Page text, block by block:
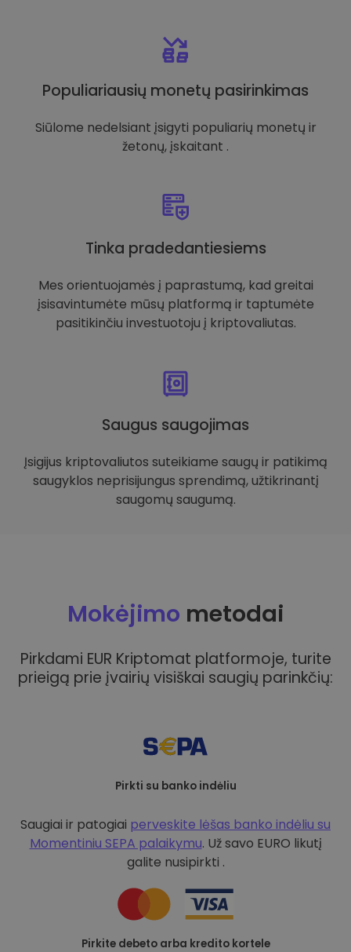
Populiariausių monetų pasirinkimas
Siūlome nedelsiant įsigyti populiarių monetų ir
žetonų, įskaitant .
Tinka pradedantiesiems
Mes orientuojamės į paprastumą, kad greitai
įsisavintumėte mūsų platformą ir taptumėte
pasitikinčiu investuotoju į kriptovaliutas.
Saugus saugojimas
Įsigijus kriptovaliutos suteikiame saugų ir patikimą
saugyklos neprisijungus sprendimą, užtikrinantį
saugomų saugumą.
Mokėjimo metodai
Pirkdami EUR Kriptomat platformoje, turite
prieigą prie įvairių visiškai saugių parinkčių:
Pirkti su banko indėliu
Saugiai ir patogiai perveskite lėšas banko indėliu su
Momentiniu SEPA palaikymu. Už savo EURO likutį
galite nusipirkti .
Pirkite debeto arba kredito kortele